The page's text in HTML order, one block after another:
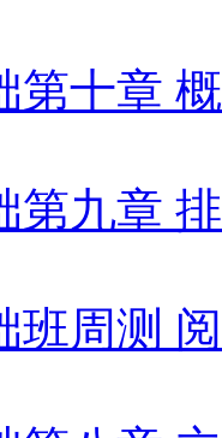
第十章
第九章
班周测